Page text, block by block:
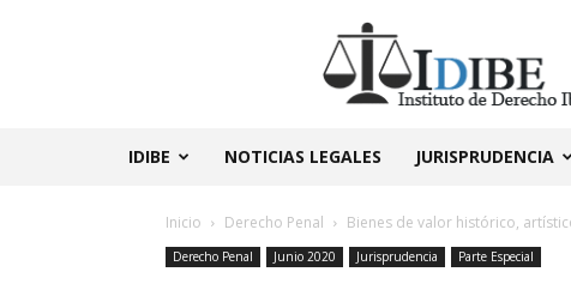
IDIBE NOTICIAS LEGALES JURISPRUDENCIA
Inicio Derecho Penal Bienes de valor histórico,
Derecho Penal Junio 2020 Jurisprudencia Parte Especial